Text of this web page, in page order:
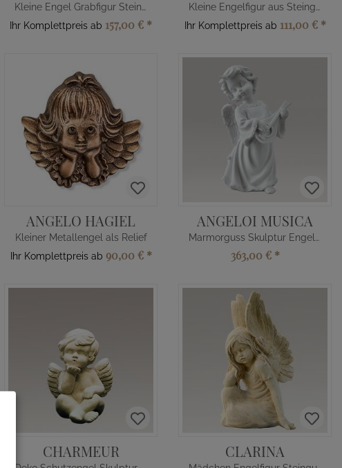
Kleine Engel Grabfigur Steinguss
Ihr Komplettpreis ab 157,00 € *
Kleine Engelfigur aus Steinguss zur Deko
Ihr Komplettpreis ab 111,00 € *
ANGELO HAGIEL
Kleiner Metallengel als Relief
Ihr Komplettpreis ab 90,00 € *
ANGELOI MUSICA
Marmorguss Skulptur Engel mit Laute
363,00 € *
CHARMEUR CLARINA